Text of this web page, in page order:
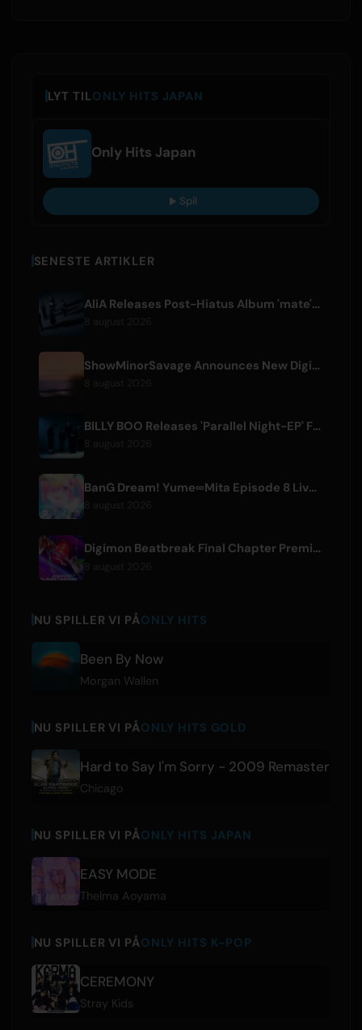
LYT TILONLY HITS JAPAN
Only Hits Japan
Spil
SENESTE ARTIKLER
AliA Releases Post-Hiatus Album 'mate', Announces Tokyo Live
ShowMinorSavage Announces New Digital Single 'Gradation'
BILLY BOO Releases 'Parallel Night-EP' Featuring TV Drama Theme Song
BanG Dream! Yume∞Mita Episode 8 Live Clip Released
Digimon Beatbreak Final Chapter Premieres August 9, Free Episode Batch on YouTube
NU SPILLER VI PÅONLY HITS
Been By Now
Morgan Wallen
NU SPILLER VI PÅONLY HITS GOLD
Hard to Say I'm Sorry - 2009 Remaster
Chicago
NU SPILLER VI PÅONLY HITS JAPAN
EASY MODE
Thelma Aoyama
NU SPILLER VI PÅONLY HITS K-POP
CEREMONY
Stray Kids